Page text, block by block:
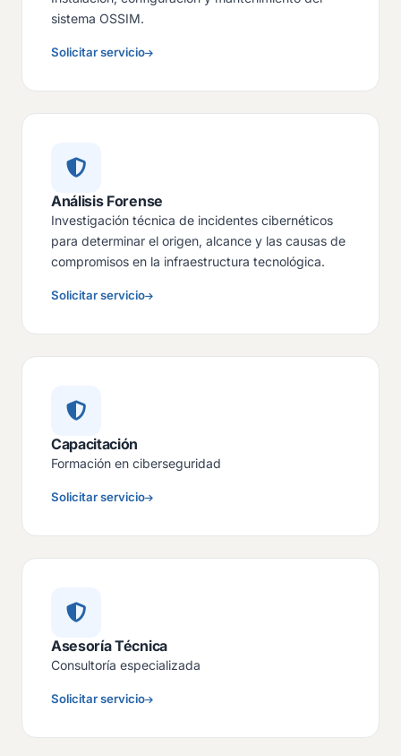
sistema OSSIM.
Solicitar servicio
Análisis Forense
Investigación técnica de incidentes cibernéticos
para determinar el origen, alcance y las causas de
compromisos en la infraestructura tecnológica.
Solicitar servicio
Capacitación
Formación en ciberseguridad
Solicitar servicio
Asesoría Técnica
Consultoría especializada
Solicitar servicio